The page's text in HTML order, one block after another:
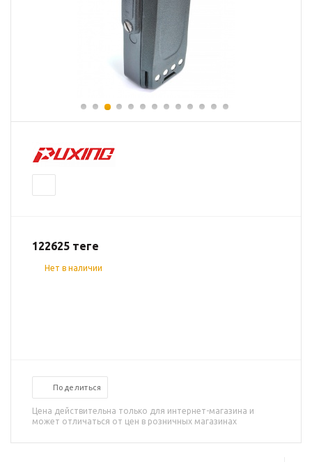
122625 теңге
Нет в наличии
Поделиться
Цена действительна только для интернет-магазина и
может отличаться от цен в розничных магазинах